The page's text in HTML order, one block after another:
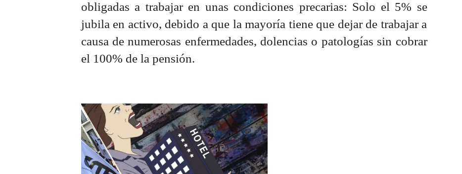
obligadas a trabajar en unas condiciones precarias: Solo el 5% se
jubila en activo, debido a que la mayoría tiene que dejar de trabajar a
causa de numerosas enfermedades, dolencias o patologías sin cobrar
el 100% de la pensión.